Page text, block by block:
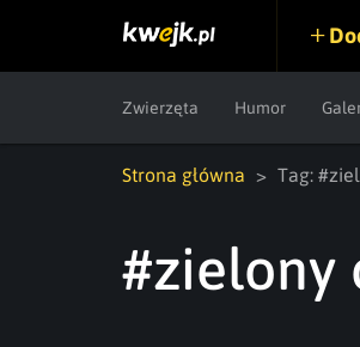
Zwierzęta Humor
Strona główna Tag:
#zielony